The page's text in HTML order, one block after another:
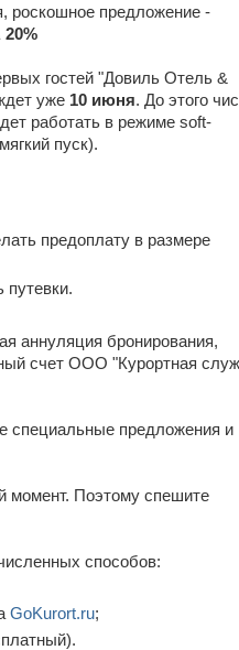
роскошное предложение -
гостей "Довиль Отель &
уже 10 июня. До этого
работать в режиме soft-
пуск).
предоплату в размере
путевки.
аннуляция бронирования,
счет ООО "Курортная
специальные предложения и
момент. Поэтому спешите
способов:
GoKurort.ru;